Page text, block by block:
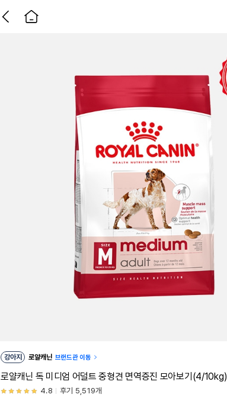
강아지 로얄캐닌 브랜드관 이동
로얄캐닌 독 미디엄 어덜트 중형견 면역증진 모아보기(4/10kg)
4.8 후기 5,519개